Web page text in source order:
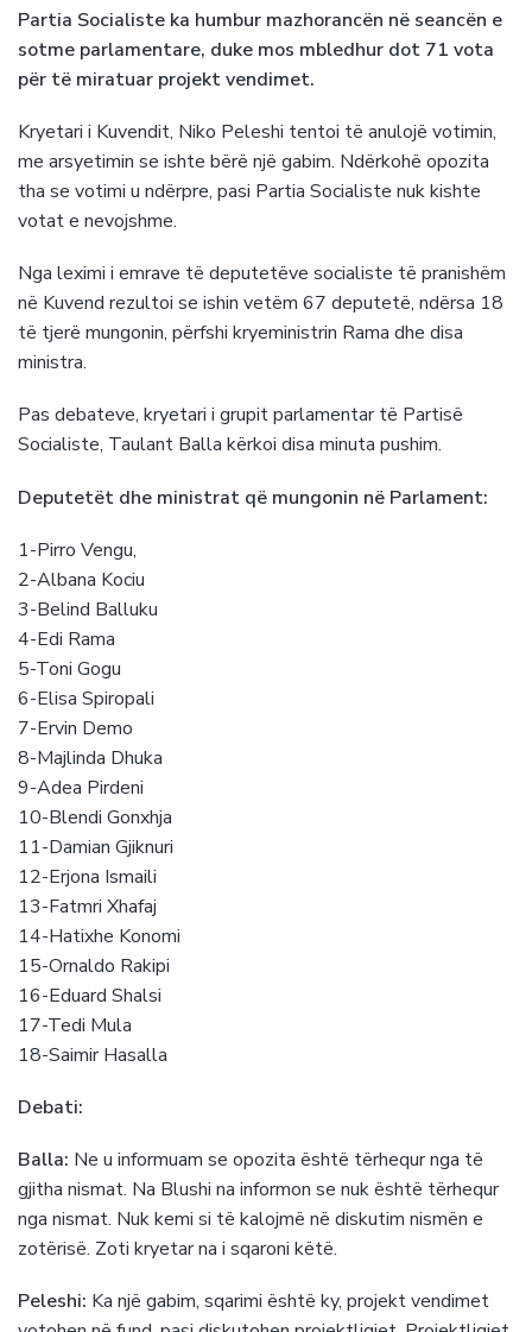
Partia Socialiste ka humbur mazhorancën në seancën e
sotme parlamentare, duke mos mbledhur dot 71 vota
për të miratuar projekt vendimet.
Kryetari i Kuvendit, Niko Peleshi tentoi të anulojë votimin,
me arsyetimin se ishte bërë një gabim. Ndërkohë opozita
tha se votimi u ndërpre, pasi Partia Socialiste nuk kishte
votat e nevojshme.
Nga leximi i emrave të deputetëve socialiste të pranishëm
në Kuvend rezultoi se ishin vetëm 67 deputetë, ndërsa 18
të tjerë mungonin, përfshi kryeministrin Rama dhe disa
ministra.
Pas debateve, kryetari i grupit parlamentar të Partisë
Socialiste, Taulant Balla kërkoi disa minuta pushim.
Deputetët dhe ministrat që mungonin në Parlament:
1-Pirro Vengu,
2-Albana Kociu
3-Belind Balluku
4-Edi Rama
5-Toni Gogu
6-Elisa Spiropali
7-Ervin Demo
8-Majlinda Dhuka
9-Adea Pirdeni
10-Blendi Gonxhja
11-Damian Gjiknuri
12-Erjona Ismaili
13-Fatmri Xhafaj
14-Hatixhe Konomi
15-Ornaldo Rakipi
16-Eduard Shalsi
17-Tedi Mula
18-Saimir Hasalla
Debati:
Balla: Ne u informuam se opozita është tërhequr nga të
gjitha nismat. Na Blushi na informon se nuk është tërhequr
nga nismat. Nuk kemi si të kalojmë në diskutim nismën e
zotërisë. Zoti kryetar na i sqaroni këtë.
Peleshi: Ka një gabim, sqarimi është ky, projekt vendimet